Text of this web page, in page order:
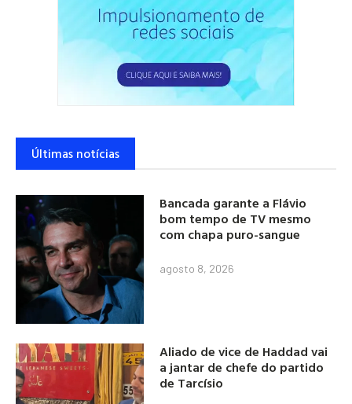
Últimas notícias
Bancada garante a Flávio
bom tempo de TV mesmo
com chapa puro-sangue
agosto 8, 2026
Aliado de vice de Haddad vai
a jantar de chefe do partido
de Tarcísio